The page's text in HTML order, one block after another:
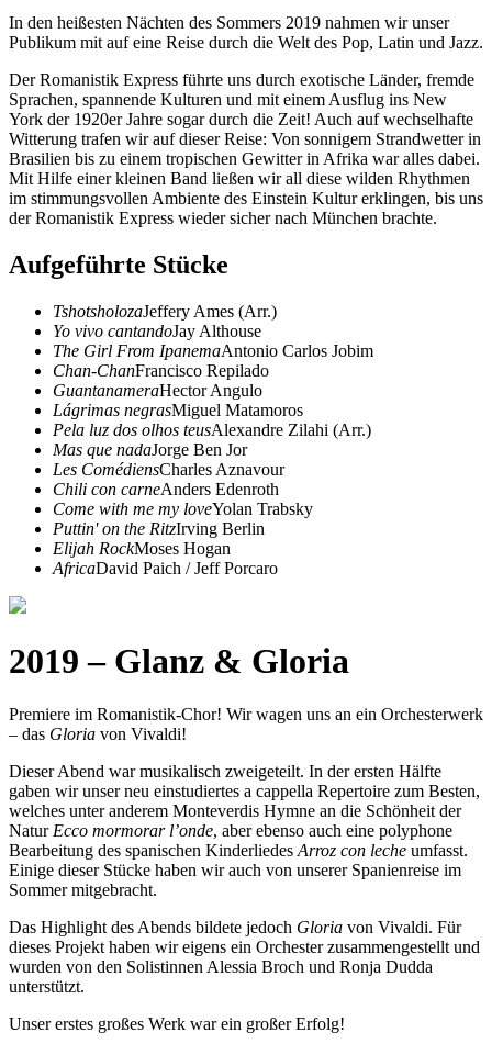
In den heißesten Nächten des Sommers 2019 nahmen wir unser
Publikum mit auf eine Reise durch die Welt des Pop, Latin und Jazz.
Der Romanistik Express führte uns durch exotische Länder, fremde
Sprachen, spannende Kulturen und mit einem Ausflug ins New
York der 1920er Jahre sogar durch die Zeit! Auch auf wechselhafte
Witterung trafen wir auf dieser Reise: Von sonnigem Strandwetter in
Brasilien bis zu einem tropischen Gewitter in Afrika war alles dabei.
Mit Hilfe einer kleinen Band ließen wir all diese wilden Rhythmen
im stimmungsvollen Ambiente des Einstein Kultur erklingen, bis uns
der Romanistik Express wieder sicher nach München brachte.
Aufgeführte Stücke
TshotsholozaJeffery Ames (Arr.)
Yo vivo cantandoJay Althouse
The Girl From IpanemaAntonio Carlos Jobim
Chan-ChanFrancisco Repilado
GuantanameraHector Angulo
Lágrimas negrasMiguel Matamoros
Pela luz dos olhos teusAlexandre Zilahi (Arr.)
Mas que nadaJorge Ben Jor
Les ComédiensCharles Aznavour
Chili con carneAnders Edenroth
Come with me my loveYolan Trabsky
Puttin' on the RitzIrving Berlin
Elijah RockMoses Hogan
AfricaDavid Paich / Jeff Porcaro
2019 – Glanz & Gloria
Premiere im Romanistik-Chor! Wir wagen uns an ein Orchesterwerk
– das Gloria von Vivaldi!
Dieser Abend war musikalisch zweigeteilt. In der ersten Hälfte
gaben wir unser neu einstudiertes a cappella Repertoire zum Besten,
welches unter anderem Monteverdis Hymne an die Schönheit der
NaturEcco mormorar l’onde, aber ebenso auch eine polyphone
Bearbeitung des spanischen KinderliedesArroz con leche umfasst.
Einige dieser Stücke haben wir auch von unserer Spanienreise im
Sommer mitgebracht.
Das Highlight des Abends bildete jedoch Gloria von Vivaldi. Für
dieses Projekt haben wir eigens ein Orchester zusammengestellt und
wurden von den Solistinnen Alessia Broch und Ronja Dudda
unterstützt.
Unser erstes großes Werk war ein großer Erfolg!